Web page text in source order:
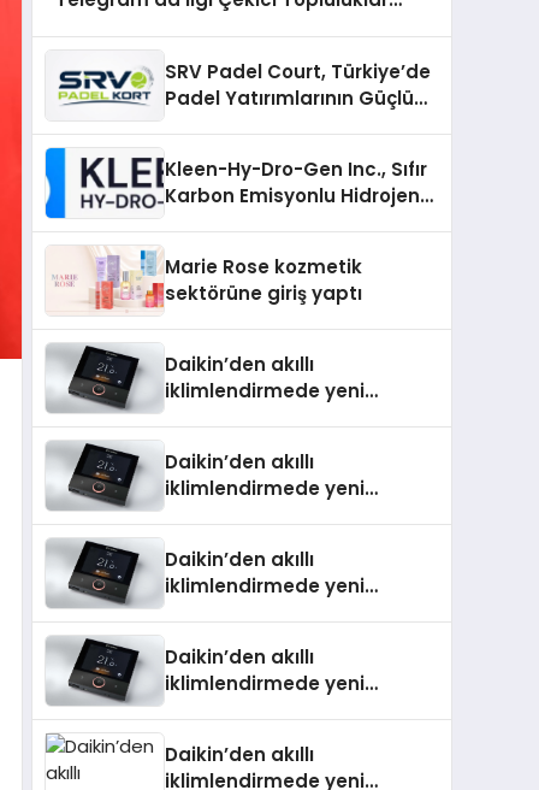
SRV Padel Court, Türkiye’de
Padel Yatırımlarının Güçlü
Kleen-Hy-Dro-Gen Inc., Sıfır
Karbon Emisyonlu Hidrojen
Aldı
Marie Rose kozmetik
sektörüne giriş yaptı
Daikin’den akıllı
iklimlendirmede yeni
Daikin’den akıllı
iklimlendirmede yeni
Daikin’den akıllı
iklimlendirmede yeni
Daikin’den akıllı
iklimlendirmede yeni
Daikin’den akıllı
iklimlendirmede yeni